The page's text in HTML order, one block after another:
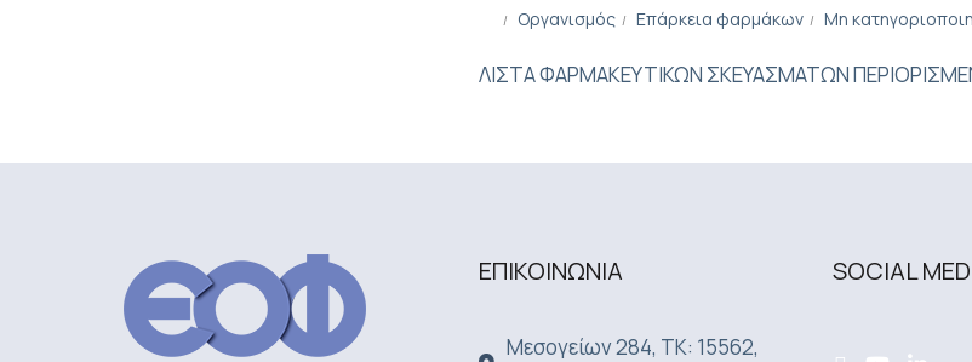
Οργανισμός Επάρκεια φαρμάκων Μη
ΛΙΣΤΑ ΦΑΡΜΑΚΕΥΤΙΚΩΝ ΣΚΕΥΑΣΜΑΤΩΝ
ΕΠΙΚΟΙΝΩΝΙA
Μεσογείων 284, ΤΚ: 15562,
SOCIAL